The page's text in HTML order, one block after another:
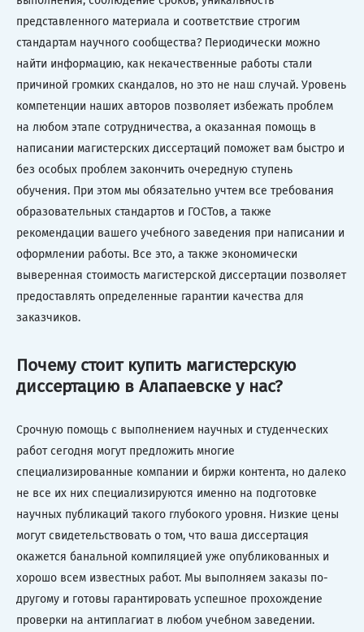
представленного материала и соответствие строгим
стандартам научного сообщества? Периодически можно
найти информацию, как некачественные работы стали
причиной громких скандалов, но это не наш случай. Уровень
компетенции наших авторов позволяет избежать проблем
на любом этапе сотрудничества, а оказанная помощь в
написании магистерских диссертаций поможет вам быстро и
без особых проблем закончить очередную ступень
обучения. При этом мы обязательно учтем все требования
образовательных стандартов и ГОСТов, а также
рекомендации вашего учебного заведения при написании и
оформлении работы. Все это, а также экономически
выверенная стоимость магистерской диссертации позволяет
предоставлять определенные гарантии качества для
заказчиков.
Почему стоит купить магистерскую
диссертацию в Алапаевске у нас?
Срочную помощь с выполнением научных и студенческих
работ сегодня могут предложить многие
специализированные компании и биржи контента, но далеко
не все их них специализируются именно на подготовке
научных публикаций такого глубокого уровня. Низкие цены
могут свидетельствовать о том, что ваша диссертация
окажется банальной компиляцией уже опубликованных и
хорошо всем известных работ. Мы выполняем заказы по-
другому и готовы гарантировать успешное прохождение
проверки на антиплагиат в любом учебном заведении.